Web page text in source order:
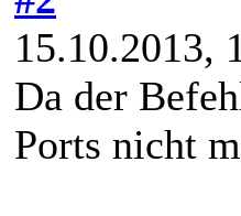
15.10.2013,
Da der
Ports nicht